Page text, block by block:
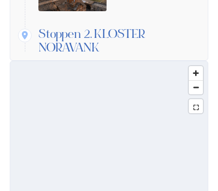
Stoppen 2. KLOSTER
NORAVANK
Mittelalterlicher armenischer Geschmack und